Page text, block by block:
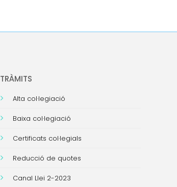
TRÀMITS
Alta col·legiació
Baixa col·legiació
Certificats col·legials
Reducció de quotes
Canal Llei 2-2023